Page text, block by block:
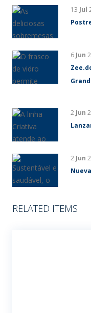
13 Jul
6 Jun
2 Jun
2 Jun
RELATED ITEMS